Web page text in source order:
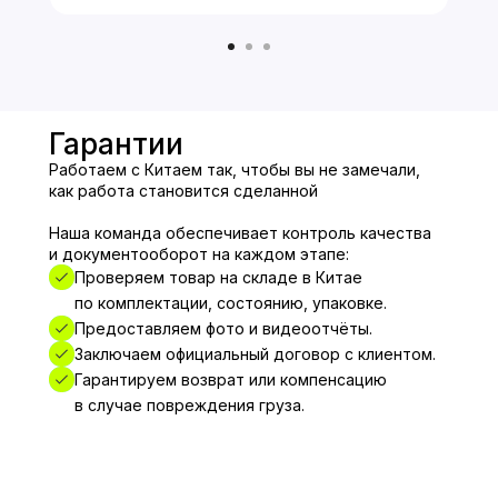
Гарантии
Работаем с Китаем так, чтобы вы не замечали,
как работа становится сделанной
Наша команда обеспечивает контроль качества
и документооборот на каждом этапе:
Проверяем товар на складе в Китае
по комплектации, состоянию, упаковке.
Предоставляем фото и видеоотчёты.
Заключаем официальный договор с клиентом.
Гарантируем возврат или компенсацию
в случае повреждения груза.